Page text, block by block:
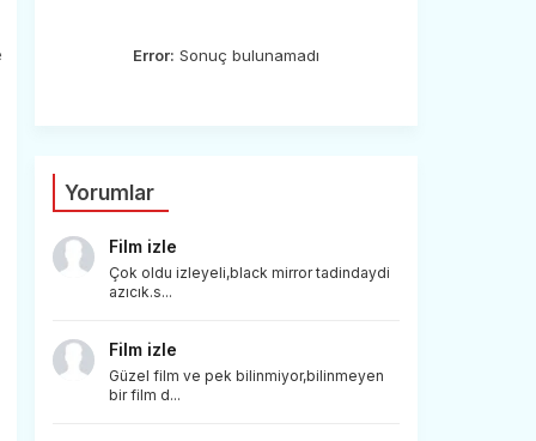
Error: Sonuç bulunamadı
Yorumlar
Film izle
Çok oldu izleyeli,black mirror tadindaydi
azıcık.s...
Film izle
Güzel film ve pek bilinmiyor,bilinmeyen
bir film d...